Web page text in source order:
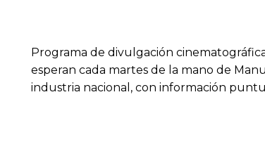
Programa de divulgación
esperan cada martes de la mano de
industria nacional, con información